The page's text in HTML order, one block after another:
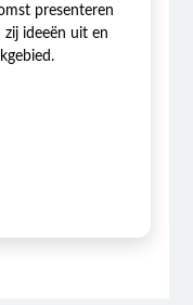
presenteren
zij ideeën uit en